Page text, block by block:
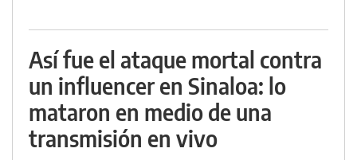
Así fue el ataque mortal contra
un influencer en Sinaloa: lo
mataron en medio de una
transmisión en vivo